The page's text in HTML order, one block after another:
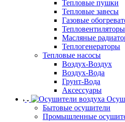
Тепловые пушки
Тепловые завесы
Газовые
Тепловентиляторы
Масляные
Теплогенераторы
Тепловые насосы
Воздух-Воздух
Воздух-Вода
Грунт-Вода
Аксессуары
Бытовые осушители
Промышленные